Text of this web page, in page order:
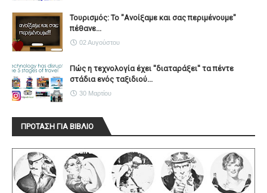
Τουρισμός: Το "Ανοίξαμε και σας περιμένουμε"
πέθανε...
02 Αυγούστου
Πώς η τεχνολογία έχει ''διαταράξει'' τα πέντε
στάδια ενός ταξιδιού...
30 Μαρτίου
ΠΡΟΤΑΣΗ ΓΙΑ ΒΙΒΛΙΟ